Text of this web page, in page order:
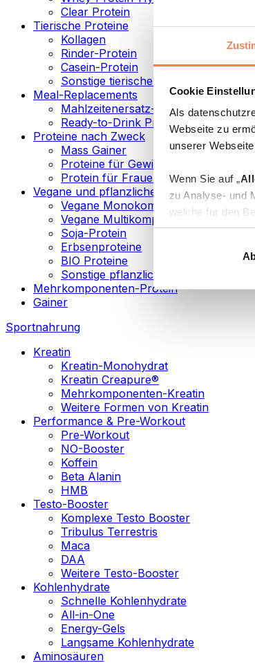
Cookie
Als
Webseite zu
unserer
Wenn Sie auf „
zu Analyse- und
welche für den
„Anpassen“
Weitere
Clear Protein
Tierische Proteine
Kollagen
Rinder-Protein
Casein-Protein
Sonstige tierische Proteine
Meal-Replacements
Mahlzeitenersatz-Pulver
Ready-to-Drink Proteingetränke
Proteine nach Zweck
Mass Gainer
Proteine für Gewichtsverlust
Protein für Frauen
Vegane und pflanzliche Proteine
Vegane Monokomponenten-Proteine
Vegane Multikomponenten-Proteine
Soja-Protein
Erbsenproteine
BIO Proteine
Sonstige pflanzliche Proteine
Mehrkomponenten-Protein
Gainer
Sportnahrung
Kreatin
Kreatin-Monohydrat
Kreatin Creapure®
Mehrkomponenten-Kreatin
Weitere Formen von Kreatin
Performance & Pre-Workout
Pre-Workout
NO-Booster
Koffein
Beta Alanin
HMB
Testo-Booster
Komplexe Testo Booster
Tribulus Terrestris
Maca
DAA
Weitere Testo-Booster
Kohlenhydrate
Schnelle Kohlenhydrate
All-in-One
Energy-Gels
Langsame Kohlenhydrate
Aminosäuren